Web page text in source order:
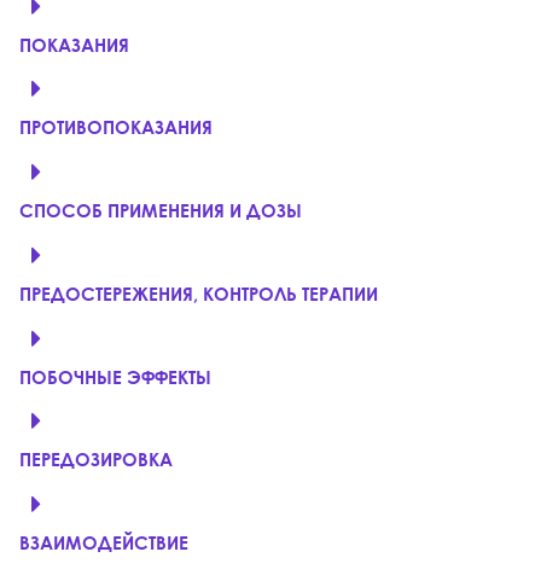
ПОКАЗАНИЯ
ПРОТИВОПОКАЗАНИЯ
СПОСОБ ПРИМЕНЕНИЯ И ДОЗЫ
ПРЕДОСТЕРЕЖЕНИЯ, КОНТРОЛЬ ТЕРАПИИ
ПОБОЧНЫЕ ЭФФЕКТЫ
ПЕРЕДОЗИРОВКА
ВЗАИМОДЕЙСТВИЕ